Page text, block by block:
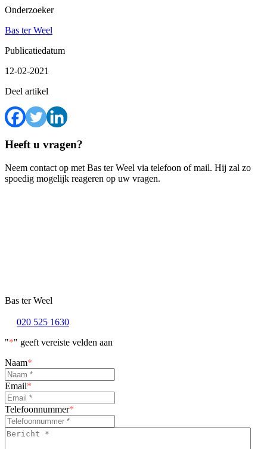
Onderzoeker
Bas ter Weel
Publicatiedatum
12-02-2021
Deel artikel
Heeft u vragen?
Neem contact op met Bas ter Weel via telefoon of mail. Hij zal zo
spoedig mogelijk reageren op uw vragen.
Bas ter Weel
020 525 1630
"*" geeft vereiste velden aan
Naam*
Email*
Telefoonnummer*
Bericht